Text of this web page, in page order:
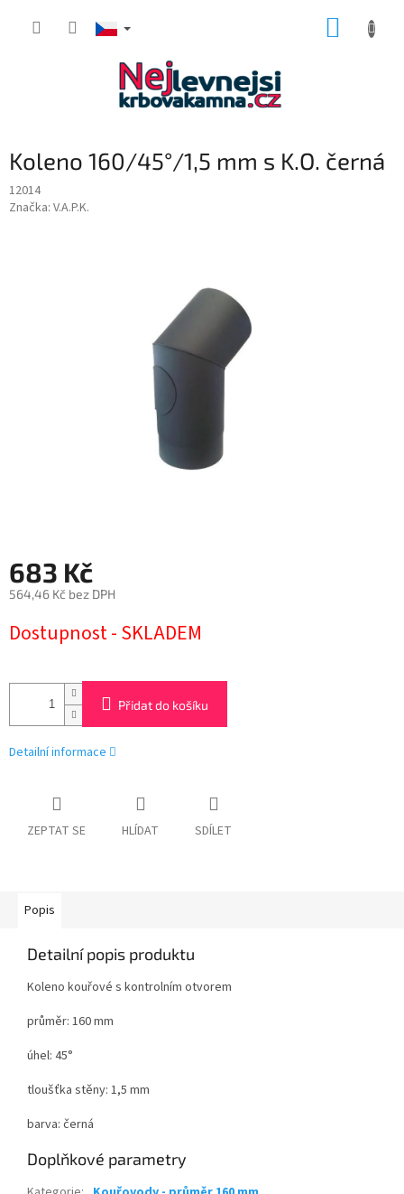
Koleno 160/45°/1,5 mm s K.O. černá
12014
Značka: V.A.P.K.
683 Kč
564,46 Kč bez DPH
cena:
Dostupnost - SKLADEM
Přidat do košíku
Detailní informace
ZEPTAT SE HLÍDAT SDÍLET
Popis
Detailní popis produktu
Koleno kouřové s kontrolním otvorem
průměr: 160 mm
úhel: 45°
tloušťka stěny: 1,5 mm
barva: černá
Doplňkové parametry